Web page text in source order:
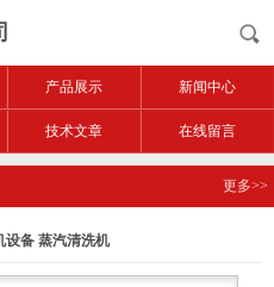
产品展示 新闻中心
技术文章 在线留言
更多>>
设备 蒸汽清洗机